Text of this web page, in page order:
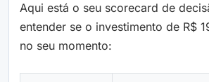
Aqui está o seu scorecard de
entender se o investimento de R$
no seu momento: